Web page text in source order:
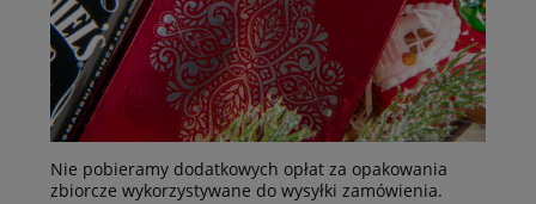
Nie pobieramy dodatkowych opłat za opakowania
zbiorcze wykorzystywane do wysyłki zamówienia.